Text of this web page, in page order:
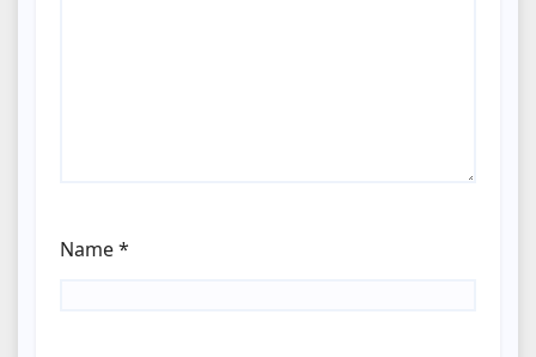
Name*